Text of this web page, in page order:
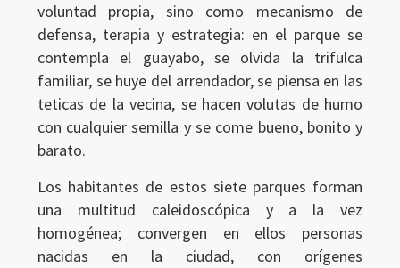
voluntad propia, sino como mecanismo de
defensa, terapia y estrategia: en el parque se
contempla el guayabo, se olvida la trifulca
familiar, se huye del arrendador, se piensa en las
teticas de la vecina, se hacen volutas de humo
con cualquier semilla y se come bueno, bonito y
barato.
Los habitantes de estos siete parques forman
una multitud caleidoscópica y a la vez
homogénea; convergen en ellos personas
nacidas en la ciudad, con orígenes